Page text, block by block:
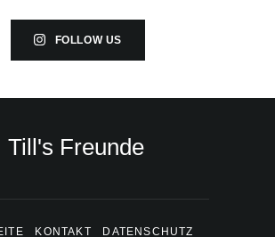
FOLLOW US
Till's Freunde
KONTAKT DATENSCHUTZ